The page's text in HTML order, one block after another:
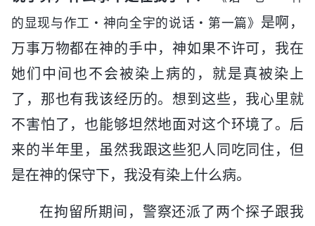
的显现与作工・神向全宇的说话・第一篇》 是啊，
万事万物都在神的手中，神如果不许可，我在
她们中间也不会被染上病的，就是真被染上
了，那也有我该经历的。想到这些，我心里就
不害怕了，也能够坦然地面对这个环境了。后
来的半年里，虽然我跟这些犯人同吃同住，但
是在神的保守下，我没有染上什么病。
在拘留所期间，警察还派了两个探子跟我